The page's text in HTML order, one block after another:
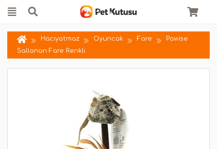
Hacıyatmaz Oyuncak Fare
Pawise
Sallanan Fare Renkli